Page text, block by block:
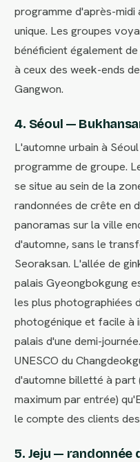
programme d'après-
unique. Les groupes
bénéficient également
à ceux des week-ends
Gangwon.
4. Séoul —
L'automne urbain à
programme de groupe.
se situe au sein de la
randonnées de crête en
panoramas sur la ville
d'automne, sans le
Seoraksan. L'allée de
palais Gyeongbokgung
les plus photographiées
photogénique et facile à
palais d'une demi-
UNESCO du
d'automne billetté à part
maximum par entrée)
le compte des clients
5. Jeju — randonnée